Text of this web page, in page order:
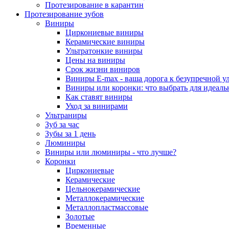
Протезирование в карантин
Протезирование зубов
Виниры
Циркониевые виниры
Керамические виниры
Ультратонкие виниры
Цены на виниры
Срок жизни виниров
Виниры E-max - ваша дорога к безупречной
Виниры или коронки: что выбрать для
Как ставят виниры
Уход за винирами
Ультраниры
Зуб за час
Зубы за 1 день
Люминиры
Виниры или люминиры - что лучше?
Коронки
Циркониевые
Керамические
Цельнокерамические
Металлокерамические
Металлопластмассовые
Золотые
Временные